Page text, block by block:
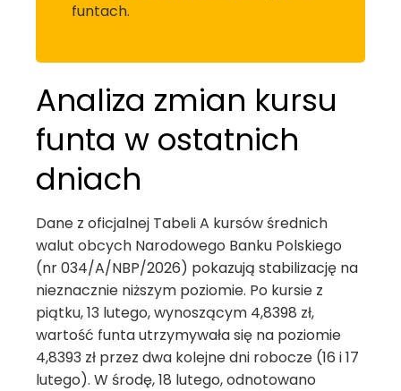
funtach.
Analiza zmian kursu
funta w ostatnich
dniach
Dane z oficjalnej Tabeli A kursów średnich
walut obcych Narodowego Banku Polskiego
(nr 034/A/NBP/2026) pokazują stabilizację na
nieznacznie niższym poziomie. Po kursie z
piątku, 13 lutego, wynoszącym 4,8398 zł,
wartość funta utrzymywała się na poziomie
4,8393 zł przez dwa kolejne dni robocze (16 i 17
lutego). W środę, 18 lutego, odnotowano